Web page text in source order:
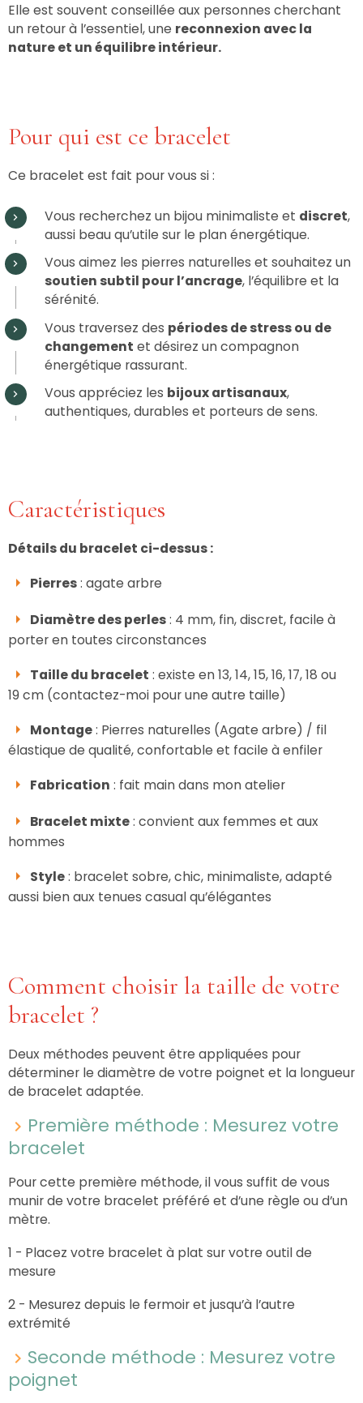
Elle est souvent conseillée aux personnes cherchant
un retour à l’essentiel, une reconnexion avec la
nature et un équilibre intérieur.
Pour qui est ce bracelet
Ce bracelet est fait pour vous si :
Vous recherchez un bijou minimaliste et discret,
aussi beau qu’utile sur le plan énergétique.
Vous aimez les pierres naturelles et souhaitez un
soutien subtil pour l’ancrage, l’équilibre et la
sérénité.
Vous traversez des périodes de stress ou de
changement et désirez un compagnon
énergétique rassurant.
Vous appréciez les bijoux artisanaux,
authentiques, durables et porteurs de sens.
Caractéristiques
Détails du bracelet ci-dessus :
Pierres: agate arbre
Diamètre des perles: 4 mm, fin, discret, facile à
porter en toutes circonstances
Taille du bracelet : existe en 13, 14, 15, 16, 17, 18 ou
19 cm (contactez-moi pour une autre taille)
Montage: Pierres naturelles (Agate arbre) / fil
élastique de qualité, confortable et facile à enfiler
Fabrication : fait main dans mon atelier
Bracelet mixte: convient aux femmes et aux
hommes
Style: bracelet sobre, chic, minimaliste, adapté
aussi bien aux tenues casual qu’élégantes
Comment choisir la taille de votre
bracelet ?
Deux méthodes peuvent être appliquées pour
déterminer le diamètre de votre poignet et la longueur
de bracelet adaptée.
Première méthode : Mesurez votre
bracelet
Pour cette première méthode, il vous suffit de vous
munir de votre bracelet préféré et d’une règle ou d’un
mètre.
1 - Placez votre bracelet à plat sur votre outil de
mesure
2 - Mesurez depuis le fermoir et jusqu’à l’autre
extrémité
Seconde méthode : Mesurez votre
poignet